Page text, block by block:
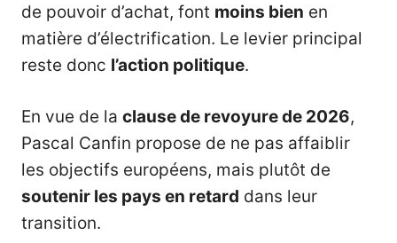
de pouvoir d’achat, font moins bien en
matière d’électrification. Le levier principal
reste donc l’action politique.
En vue de la clause de revoyure de 2026,
Pascal Canfin propose de ne pas affaiblir
les objectifs européens, mais plutôt de
soutenir les pays en retard dans leur
transition.